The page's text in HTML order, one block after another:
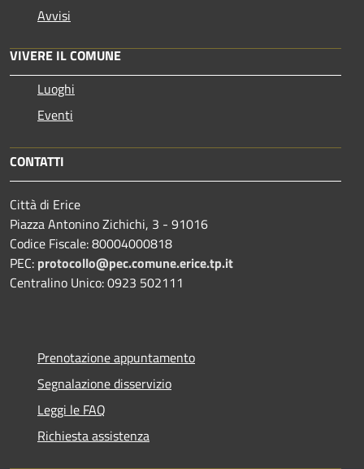
Avvisi
VIVERE IL COMUNE
Luoghi
Eventi
CONTATTI
Città di Erice
Piazza Antonino Zichichi, 3 - 91016
Codice Fiscale: 80004000818
PEC: protocollo@pec.comune.erice.tp.it
Centralino Unico: 0923 502111
Prenotazione appuntamento
Segnalazione disservizio
Leggi le FAQ
Richiesta assistenza